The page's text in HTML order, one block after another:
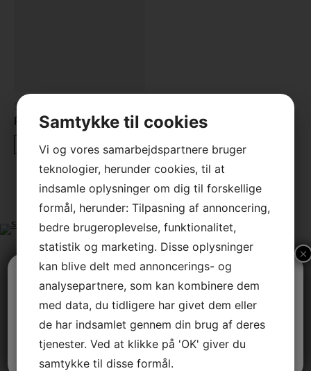
Spejle & Rammer
Rundt Spejl
LÆS MERE
Følg os på Instagram
jlinterieur
jlinterieur
jlinterieur
jlinterieur
jlinterieur
Vi holder sommerferielukket
Vi er tilbage tirsdag den 11. august.
God sommer
×
Samtykke til cookies
Vi og vores samarbejdspartnere bruger
teknologier, herunder cookies, til at
indsamle oplysninger om dig til forskellige
formål, herunder: Tilpasning af annoncering,
bedre brugeroplevelse, funktionalitet,
statistik og marketing. Disse oplysninger
kan blive delt med annoncerings- og
analysepartnere, som kan kombinere dem
med data, du tidligere har givet dem eller
de har indsamlet gennem din brug af deres
tjenester. Ved at klikke på 'OK' giver du
samtykke til disse formål.